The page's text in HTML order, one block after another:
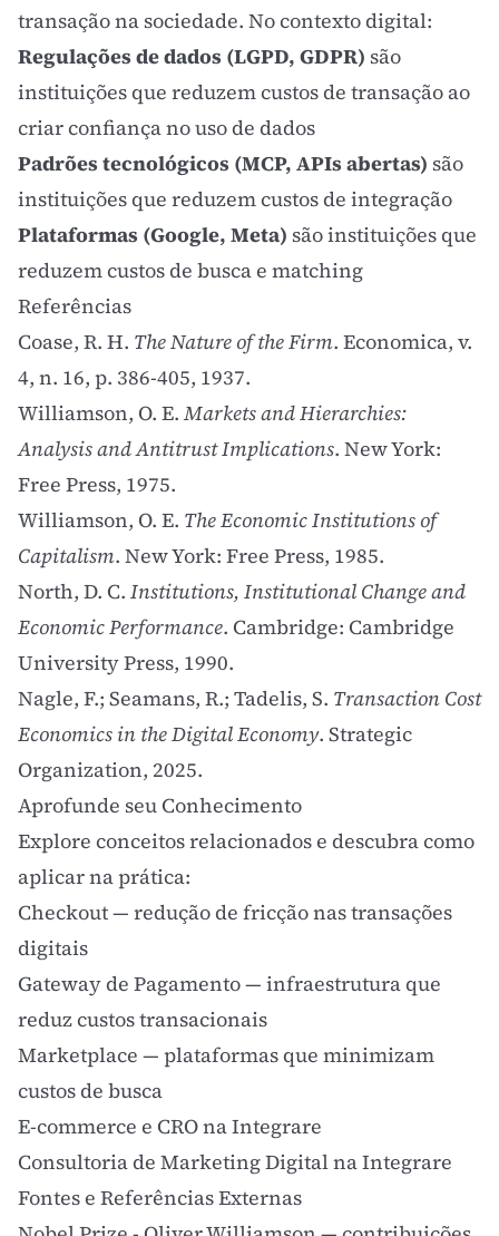
transação na sociedade. No contexto digital:
Regulações de dados (LGPD, GDPR) são
instituições que reduzem custos de transação ao
criar confiança no uso de dados
Padrões tecnológicos (MCP, APIs abertas) são
instituições que reduzem custos de integração
Plataformas (Google, Meta) são instituições que
reduzem custos de busca e matching
Referências
Coase, R. H. The Nature of the Firm. Economica, v.
4, n. 16, p. 386-405, 1937.
Williamson, O. E. Markets and Hierarchies:
Analysis and Antitrust Implications. New York:
Free Press, 1975.
Williamson, O. E. The Economic Institutions of
Capitalism. New York: Free Press, 1985.
North, D. C. Institutions, Institutional Change and
Economic Performance. Cambridge: Cambridge
University Press, 1990.
Nagle, F.; Seamans, R.; Tadelis, S. Transaction Cost
Economics in the Digital Economy. Strategic
Organization, 2025.
Aprofunde seu Conhecimento
Explore conceitos relacionados e descubra como
aplicar na prática:
Checkout— redução de fricção nas transações
digitais
Gateway de Pagamento— infraestrutura que
reduz custos transacionais
Marketplace — plataformas que minimizam
custos de busca
E-commerce e CRO na Integrare
Consultoria de Marketing Digital na Integrare
Fontes e Referências Externas